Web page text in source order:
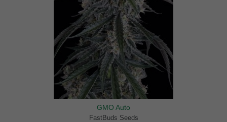
GMO Auto
FastBuds Seeds